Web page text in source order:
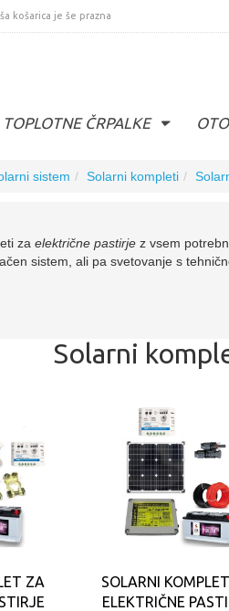
košarica je še prazna
TOPLOTNE ČRPALKE
sistem Solarni kompleti
za električne pastirje z vsem
sistem, ali pa svetovanje s
Solarni
ZA
SOLARNI
ELEKTRIČNE